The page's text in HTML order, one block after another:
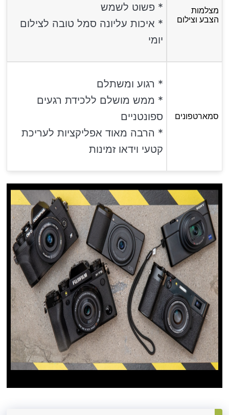
מצלמות
הצבע וצילום
* פשוט לשמש
* איכות עליונה סמל טובה לצילום
יומי
סמארטפונים
* רגוע ומשתלם
* ממש מושלם ללכידת רגעים
ספונטניים
* הרבה מאוד אפליקציות לעריכת
קטעי וידאו זמינות